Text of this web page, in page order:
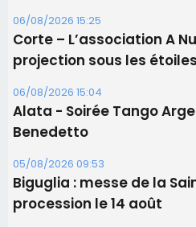
06/08/2026 15:25
Corte – L’association A
projection sous les étoiles
06/08/2026 15:04
Alata - Soirée Tango
Benedetto
05/08/2026 09:53
Biguglia : messe de la
procession le 14 août